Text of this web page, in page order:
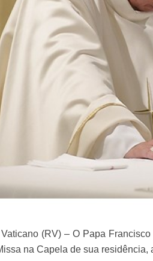
(RV) – O Papa
na Capela de sua residência,